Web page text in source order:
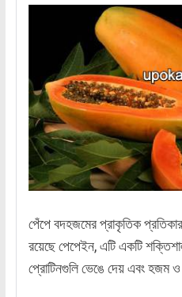
পেঁপে বদহজমের প্রাকৃতিক
রয়েছে পেপেইন, এটি একটি
প্রোটিনগুলি ভেঙে দেয় এবং